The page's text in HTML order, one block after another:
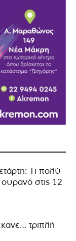
Τι πολύ
στις 12
τριπλή